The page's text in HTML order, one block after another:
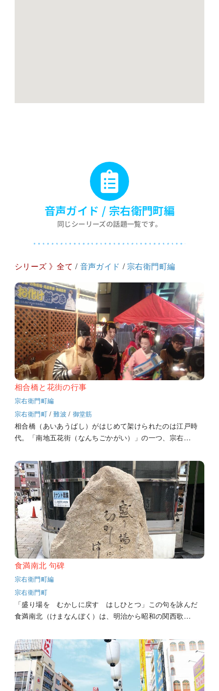
音声ガイド / 宗右衛門町編
同じシーリーズの話題一覧です。
シリーズ 》全て / 音声ガイド / 宗右衛門町編
相合橋と花街の行事
宗右衛門町編
宗右衛門町 / 難波 / 御堂筋
相合橋（あいあうばし）がはじめて架けられたのは江戸時
代。「南地五花街（なんちごかがい）」の一つ、宗右…
食満南北 句碑
宗右衛門町編
宗右衛門町
「盛り場を むかしに戻す はしひとつ」この句を詠んだ
食満南北（けまなんぼく）は、明治から昭和の関西歌…